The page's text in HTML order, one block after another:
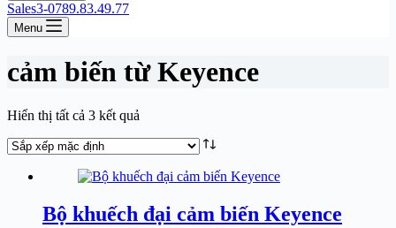
Sales3-0789.83.49.77
Menu
cảm biến từ Keyence
Hiển thị tất cả 3 kết quả
Bộ khuếch đại cảm biến Keyence